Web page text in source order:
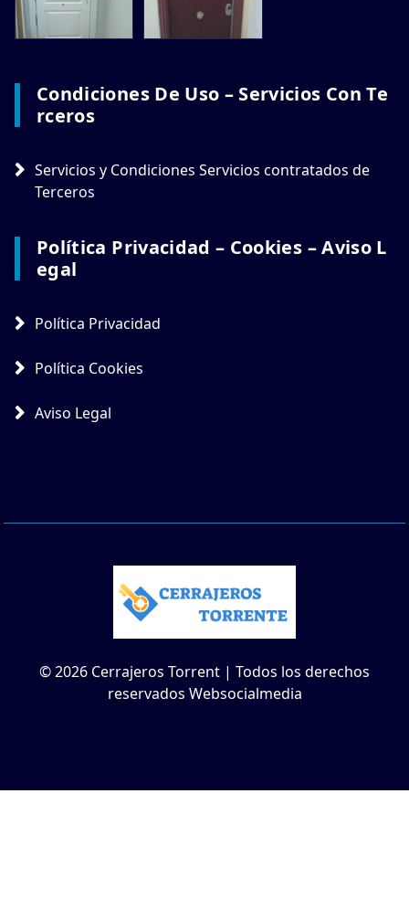
Condiciones De Uso – Servicios Con Te
Rceros
Servicios y Condiciones Servicios contratados de
Terceros
Política Privacidad – Cookies – Aviso L
Egal
Política Privacidad
Política Cookies
Aviso Legal
© 2026 Cerrajeros Torrent | Todos los derechos
reservados Websocialmedia